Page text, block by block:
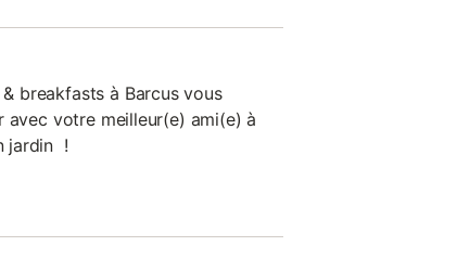
breakfasts à Barcus vous
votre meilleur(e) ami(e) à
jardin !